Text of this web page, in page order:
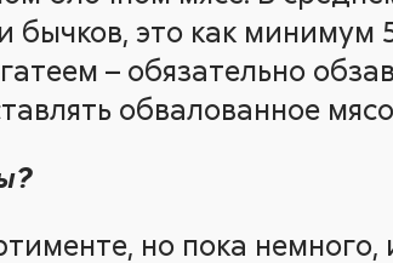
бычков, это как минимум
– обязательно
обвалованное
но пока